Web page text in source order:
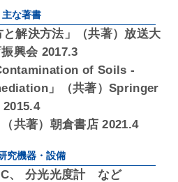
主な著書
と解決方法」（共著）放送大
興会 2017.3
of Soils -
」（共著）Springer
2015.4
（共著）朝倉書店 2021.4
究機器・設備
、 分光光度計 など